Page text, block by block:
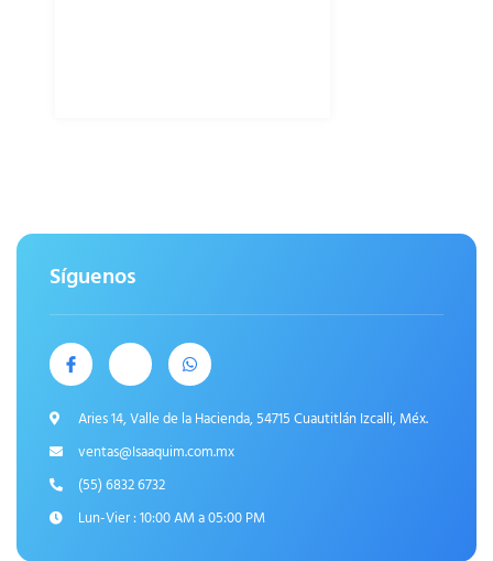
Síguenos
Aries 14, Valle de la Hacienda, 54715 Cuautitlán Izcalli, Méx.
ventas@Isaaquim.com.mx
(55) 6832 6732
Lun-Vier : 10:00 AM a 05:00 PM